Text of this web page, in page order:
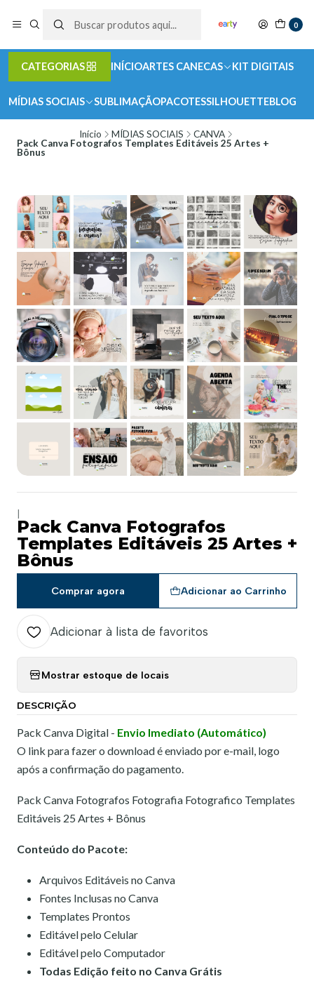
0
CATEGORIAS INÍCIOARTES CANECAS KIT DIGITAIS
MÍDIAS SOCIAIS SUBLIMAÇÃOPACOTESSILHOUETTEBLOG
Início MÍDIAS SOCIAIS
CANVA
Pack Canva Fotografos Templates Editáveis 25 Artes +
Bônus
Pack Canva Fotografos
Templates Editáveis 25 Artes +
Bônus
Adicionar ao Carrinho
Comprar agora
Adicionar à lista de favoritos
Mostrar estoque de locais
DESCRIÇÃO
Pack Canva Digital - Envio Imediato (Automático)
O link para fazer o download é enviado por e-mail, logo
após a confirmação do pagamento.
Pack Canva Fotografos Fotografia Fotografico Templates
Editáveis 25 Artes + Bônus
Conteúdo do Pacote:
Arquivos Editáveis no Canva
Fontes Inclusas no Canva
Templates Prontos
Editável pelo Celular
Editável pelo Computador
Todas Edição feito no Canva Grátis